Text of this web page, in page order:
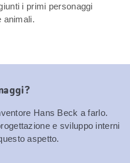
i primi personaggi
animali.
Hans Beck a farlo.
e sviluppo interni
aspetto.